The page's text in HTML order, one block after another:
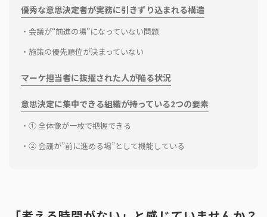
優秀な意思決定者が実務に引きずり込まれる構造
会議が“前進の場”になっていない問題
施策の優先順位が決まっていない
マーケ担当者に抜擢された人が陥る状況
意思決定に集中できる組織が持っている2つの要素
① 全体像が一枚で把握できる
② 会議が”前に進める場”として機能している